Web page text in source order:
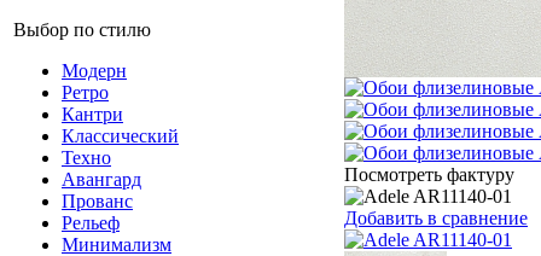
Выбор по стилю
Модерн
Ретро
Кантри
Классический
Техно
Авангард
Прованс
Рельеф
Минимализм
Посмотреть фактуру
Добавить в сравнение